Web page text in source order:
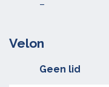
–
Velon
Geen lid